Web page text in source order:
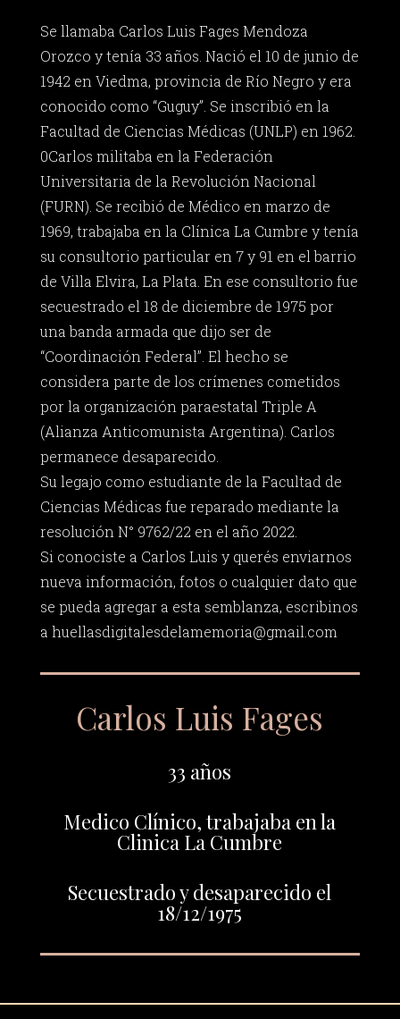
Se llamaba Carlos Luis Fages Mendoza
Orozco y tenía 33 años. Nació el 10 de junio de
1942 en Viedma, provincia de Río Negro y era
conocido como “Guguy”. Se inscribió en la
Facultad de Ciencias Médicas (UNLP) en 1962.
0Carlos militaba en la Federación
Universitaria de la Revolución Nacional
(FURN). Se recibió de Médico en marzo de
1969, trabajaba en la Clínica La Cumbre y tenía
su consultorio particular en 7 y 91 en el barrio
de Villa Elvira, La Plata. En ese consultorio fue
secuestrado el 18 de diciembre de 1975 por
una banda armada que dijo ser de
“Coordinación Federal”. El hecho se
considera parte de los crímenes cometidos
por la organización paraestatal Triple A
(Alianza Anticomunista Argentina). Carlos
permanece desaparecido.
Su legajo como estudiante de la Facultad de
Ciencias Médicas fue reparado mediante la
resolución N° 9762/22 en el año 2022.
Si conociste a Carlos Luis y querés enviarnos
nueva información, fotos o cualquier dato que
se pueda agregar a esta semblanza, escribinos
a huellasdigitalesdelamemoria@gmail.com
Carlos Luis Fages
33 años
Medico Clínico, trabajaba en la
Clinica La Cumbre
Secuestrado y desaparecido el
18/12/1975